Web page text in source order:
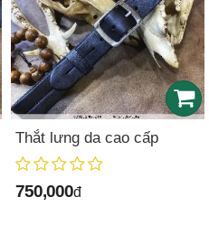
Thắt lưng da cao cấp
750,000đ